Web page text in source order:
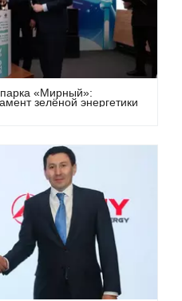
«Мирный»:
зелёной энергетики